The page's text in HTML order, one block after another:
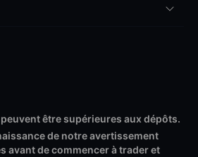
être supérieures aux dépôts.
de notre avertissement
avant de commencer à trader et